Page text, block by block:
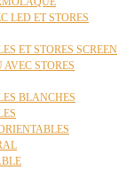
LED ET STORES
ET STORES SCREEN
STORES
BLANCHES